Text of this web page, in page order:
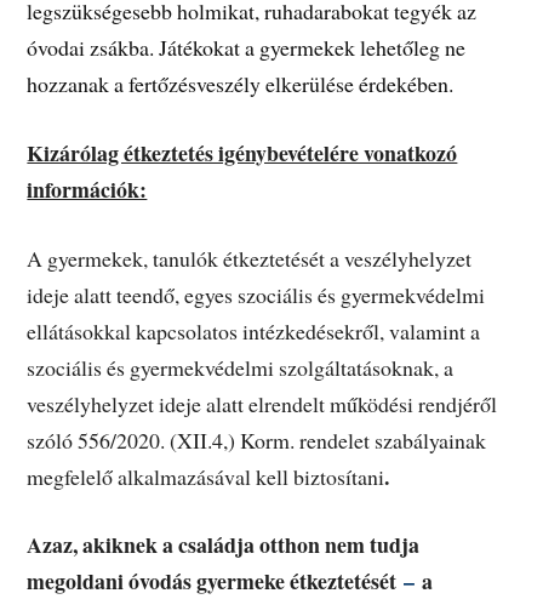
legszükségesebb holmikat, ruhadarabokat tegyék az
óvodai zsákba. Játékokat a gyermekek lehetőleg ne
hozzanak a fertőzésveszély elkerülése érdekében.
Kizárólag étkeztetés igénybevételére vonatkozó
információk:
A gyermekek, tanulók étkeztetését a veszélyhelyzet
ideje alatt teendő, egyes szociális és gyermekvédelmi
ellátásokkal kapcsolatos intézkedésekről, valamint a
szociális és gyermekvédelmi szolgáltatásoknak, a
veszélyhelyzet ideje alatt elrendelt működési rendjéről
szóló 556/2020. (XII.4,) Korm. rendelet szabályainak
megfelelő alkalmazásával kell biztosítani.
Azaz, akiknek a családja otthon nem tudja
megoldani óvodás gyermeke étkeztetését–a